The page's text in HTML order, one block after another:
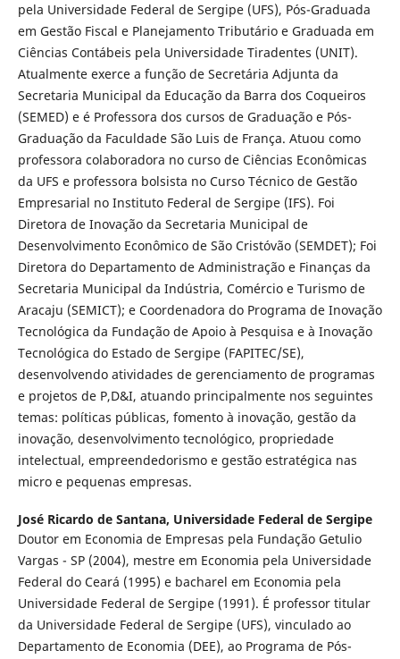
pela Universidade Federal de Sergipe (UFS), Pós-Graduada
em Gestão Fiscal e Planejamento Tributário e Graduada em
Ciências Contábeis pela Universidade Tiradentes (UNIT).
Atualmente exerce a função de Secretária Adjunta da
Secretaria Municipal da Educação da Barra dos Coqueiros
(SEMED) e é Professora dos cursos de Graduação e Pós-
Graduação da Faculdade São Luis de França. Atuou como
professora colaboradora no curso de Ciências Econômicas
da UFS e professora bolsista no Curso Técnico de Gestão
Empresarial no Instituto Federal de Sergipe (IFS). Foi
Diretora de Inovação da Secretaria Municipal de
Desenvolvimento Econômico de São Cristóvão (SEMDET); Foi
Diretora do Departamento de Administração e Finanças da
Secretaria Municipal da Indústria, Comércio e Turismo de
Aracaju (SEMICT); e Coordenadora do Programa de Inovação
Tecnológica da Fundação de Apoio à Pesquisa e à Inovação
Tecnológica do Estado de Sergipe (FAPITEC/SE),
desenvolvendo atividades de gerenciamento de programas
e projetos de P,D&I, atuando principalmente nos seguintes
temas: políticas públicas, fomento à inovação, gestão da
inovação, desenvolvimento tecnológico, propriedade
intelectual, empreendedorismo e gestão estratégica nas
micro e pequenas empresas.
José Ricardo de Santana, Universidade Federal de Sergipe
Doutor em Economia de Empresas pela Fundação Getulio
Vargas - SP (2004), mestre em Economia pela Universidade
Federal do Ceará (1995) e bacharel em Economia pela
Universidade Federal de Sergipe (1991). É professor titular
da Universidade Federal de Sergipe (UFS), vinculado ao
Departamento de Economia (DEE), ao Programa de Pós-